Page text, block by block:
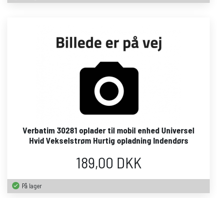
Verbatim 30281 oplader til mobil enhed Universel
Hvid Vekselstrøm Hurtig opladning Indendørs
189,00 DKK
På lager